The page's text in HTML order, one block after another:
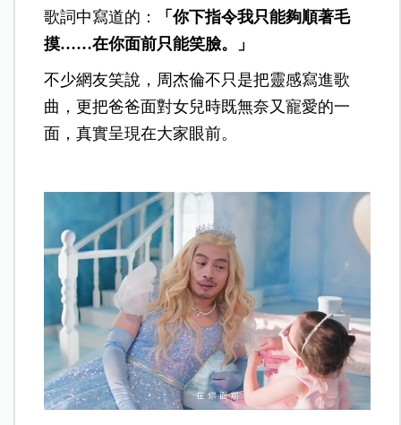
歌詞中寫道的：
「你下指令我只能夠順著毛
摸……在你面前只能笑臉。」
不少網友笑說，周杰倫不只是把靈感寫進歌
曲，更把爸爸面對女兒時既無奈又寵愛的一
面，真實呈現在大家眼前。